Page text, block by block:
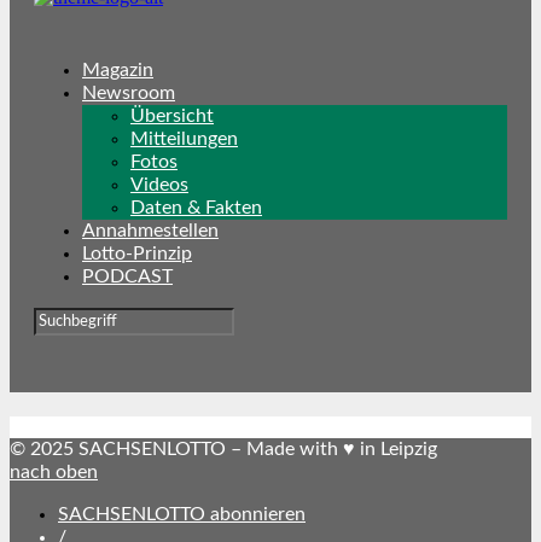
Magazin
Newsroom
Übersicht
Mitteilungen
Fotos
Videos
Daten & Fakten
Annahmestellen
Lotto-Prinzip
PODCAST
© 2025 SACHSENLOTTO – Made with ♥ in Leipzig
nach oben
SACHSENLOTTO abonnieren
/